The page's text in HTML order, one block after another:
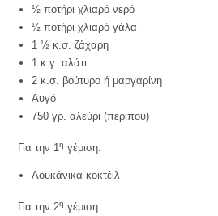
½ ποτήρι χλιαρό νερό
½ ποτήρι χλιαρό γάλα
1 ½ κ.σ. ζάχαρη
1 κ.γ. αλάτι
2 κ.σ. βούτυρο ή μαργαρίνη
Αυγό
750 γρ. αλεύρι (περίπου)
Για την 1η γέμιση:
Λουκάνικα κοκτέιλ
Για την 2η γέμιση: